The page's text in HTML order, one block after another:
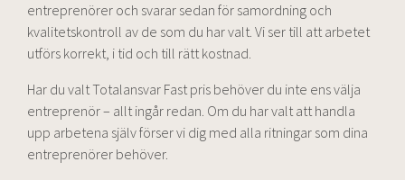
entreprenörer och svarar sedan för samordning och
kvalitetskontroll av de som du har valt. Vi ser till att arbetet
utförs korrekt, i tid och till rätt kostnad.
Har du valt Totalansvar Fast pris behöver du inte ens välja
entreprenör – allt ingår redan. Om du har valt att handla
upp arbetena själv förser vi dig med alla ritningar som dina
entreprenörer behöver.